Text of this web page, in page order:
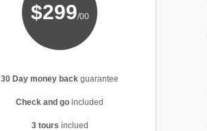
$299/00
30 Day money back guarantee
Check and go included
3 tours inclued